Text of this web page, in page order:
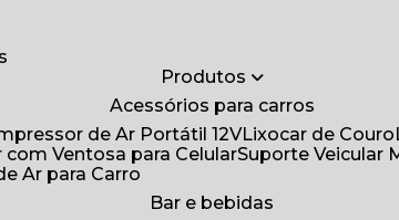
Produtos
Acessórios para carros
de Ar Portátil 12V Lixocar de Couro
com Ventosa para Celular Suporte Veicular
Ar para Carro
Bar e bebidas